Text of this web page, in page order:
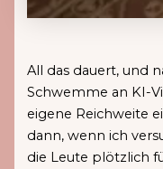
All das dauert, und
Schwemme an KI-
eigene Reichweite
dann, wenn ich
die Leute plötzlich